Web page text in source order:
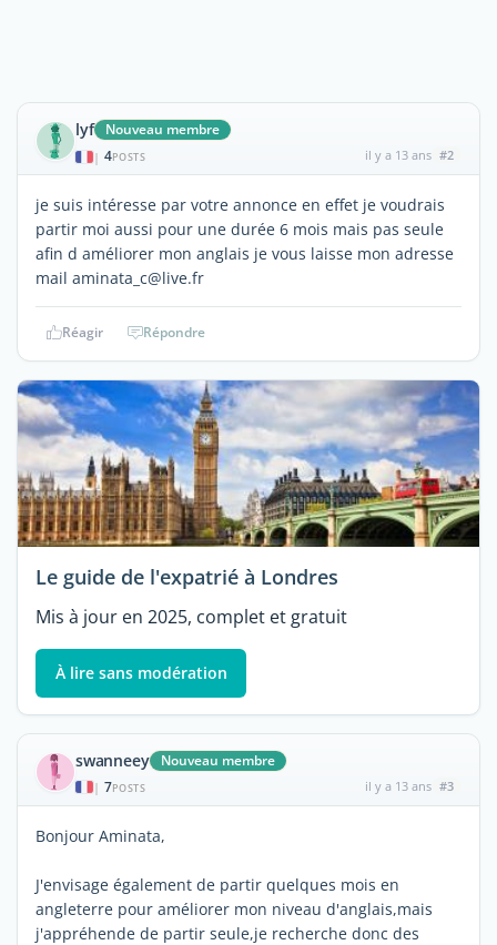
lyf Nouveau membre
| 4POSTS il y a 13 ans #2
je suis intéresse par votre annonce en effet je voudrais
partir moi aussi pour une durée 6 mois mais pas seule
afin d améliorer mon anglais je vous laisse mon adresse
mail aminata_c@live.fr
Réagir Répondre
Le guide de l'expatrié à Londres
Mis à jour en 2025, complet et gratuit
À lire sans modération
swanneey Nouveau membre
| 7POSTS il y a 13 ans #3
Bonjour Aminata,
J'envisage également de partir quelques mois en
angleterre pour améliorer mon niveau d'anglais,mais
j'appréhende de partir seule,je recherche donc des